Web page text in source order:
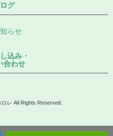
グ
らせ
込み・
合わせ
レ All Rights Reserved.